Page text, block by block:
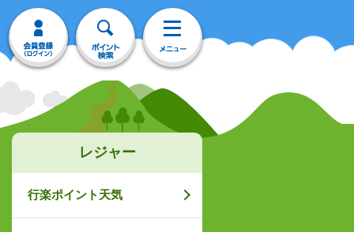
レジャー
行楽ポイント天気